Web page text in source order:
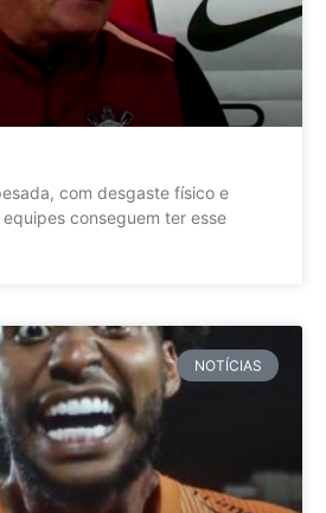
com desgaste físico e
conseguem ter esse
NOTÍCIAS